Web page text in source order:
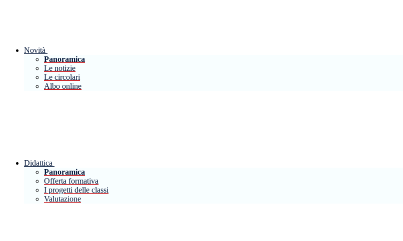
Novità
Panoramica
Le notizie
Le circolari
Albo online
Didattica
Panoramica
Offerta formativa
I progetti delle classi
Valutazione